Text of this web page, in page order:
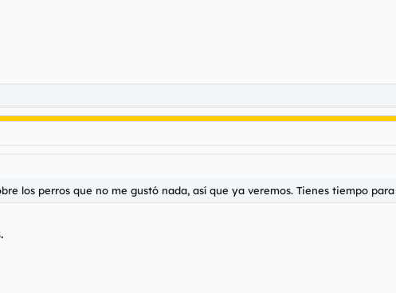
los perros que no me gustó nada, así que ya veremos. Tienes tiempo